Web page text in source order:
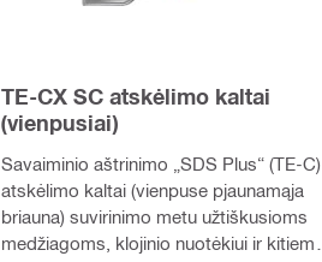
TE-CX SC atskėlimo kaltai
(vienpusiai)
Savaiminio aštrinimo „SDS Plus“ (TE-C)
atskėlimo kaltai (vienpuse pjaunamąja
briauna) suvirinimo metu užtiškusioms
medžiagoms, klojinio nuotėkiui ir kitiems